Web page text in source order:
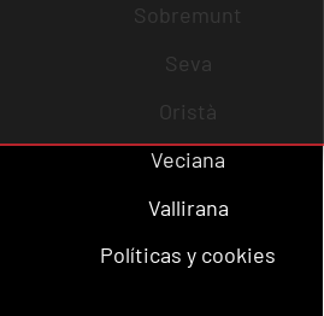
Sobremunt
Seva
Oristà
Veciana
Vallirana
Políticas y cookies